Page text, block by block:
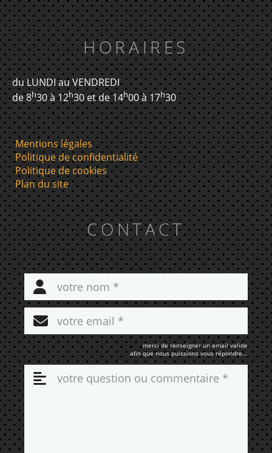
HORAIRES
du LUNDI au VENDREDI
de 8h30 à 12h30 et de 14h00 à 17h30
Mentions légales
Politique de confidentialité
Politique de cookies
Plan du site
CONTACT
merci de renseigner un email valide
afin que nous puissions vous répondre...